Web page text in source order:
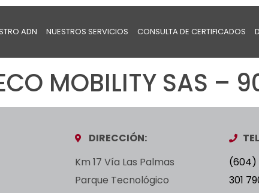
ADN NUESTROS SERVICIOS CONSULTA DE CERTIFICADOS
MOBILITY SAS –
DIRECCIÓN:
Km 17 Vía Las Palmas
Parque Tecnológico
(604)
301